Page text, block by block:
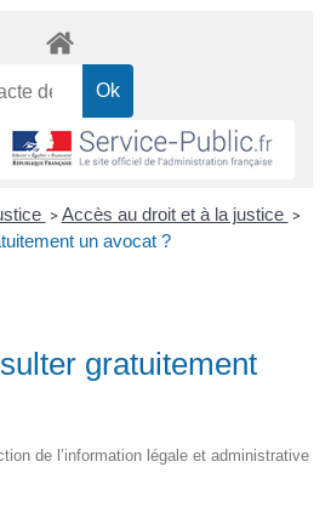
> Accès au droit et à la justice >
un avocat ?
gratuitement
de l’information légale et administrative